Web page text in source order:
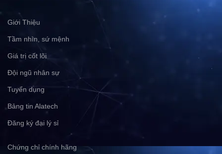
Giới Thiệu
Tầm nhìn, sứ mệnh
Giá trị cốt lõi
Đội ngũ nhân sự
Tuyển dụng
Bảng tin Alatech
Đăng ký đại lý sỉ
Chứng chỉ chính hãng